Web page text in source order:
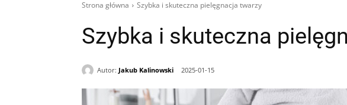
Strona główna Szybka i skuteczna pielęgnacja twarzy
Szybka i skuteczna
Autor: Jakub Kalinowski 2025-01-15